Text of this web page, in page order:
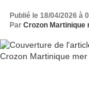
Publié le 18/04/2026 à
Par Crozon